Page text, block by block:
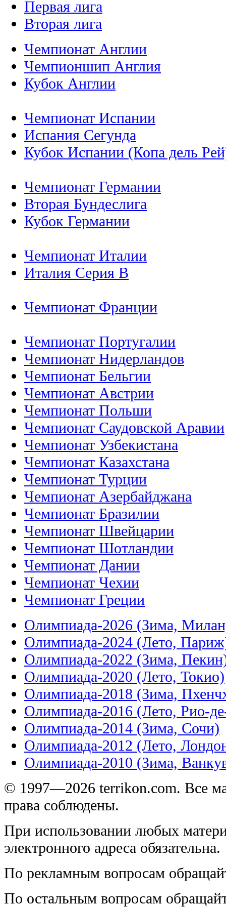
Первая лига
Вторая лига
Чемпионат Англии
Чемпионшип Англия
Кубок Англии
Чемпионат Испании
Испания Сегунда
Кубок Испании (Копа дель
Чемпионат Германии
Вторая Бундеслига
Кубок Германии
Чемпионат Италии
Италия Серия B
Чемпионат Франции
Чемпионат Португалии
Чемпионат Нидерландов
Чемпионат Бельгии
Чемпионат Австрии
Чемпионат Польши
Чемпионат Саудовской Аравии
Чемпионат Узбекистана
Чемпионат Казахстана
Чемпионат Турции
Чемпионат Азербайджана
Чемпионат Бразилии
Чемпионат Швейцарии
Чемпионат Шотландии
Чемпионат Дании
Чемпионат Чехии
Чемпионат Греции
Олимпиада-2026 (Зима,
Олимпиада-2024 (Лето,
Олимпиада-2022 (Зима,
Олимпиада-2020 (Лето, Токио)
Олимпиада-2018 (Зима,
Олимпиада-2016 (Лето, Рио-
Олимпиада-2014 (Зима, Сочи)
Олимпиада-2012 (Лето,
Олимпиада-2010 (Зима,
© 1997—2026 terrikon.com. Все
права соблюдены.
При использовании любых
электронного адреса обязательна.
По рекламным вопросам
По остальным вопросам